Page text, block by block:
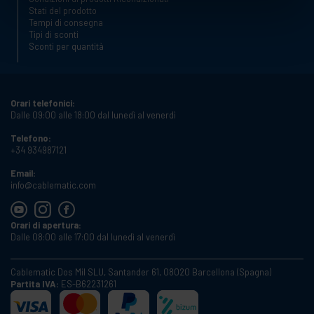
Stati del prodotto
Tempi di consegna
Tipi di sconti
Sconti per quantità
Orari telefonici:
Dalle 09:00 alle 18:00 dal lunedì al venerdì
Telefono:
+34 934987121
Email:
info@cablematic.com
Orari di apertura:
Dalle 08:00 alle 17:00 dal lunedì al venerdì
Cablematic Dos Mil SLU, Santander 61, 08020 Barcellona (Spagna)
Partita IVA: ES-B62231261